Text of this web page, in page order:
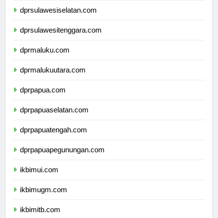
dprsulawesiselatan.com
dprsulawesitenggara.com
dprmaluku.com
dprmalukuutara.com
dprpapua.com
dprpapuaselatan.com
dprpapuatengah.com
dprpapuapegunungan.com
ikbimui.com
ikbimugm.com
ikbimitb.com